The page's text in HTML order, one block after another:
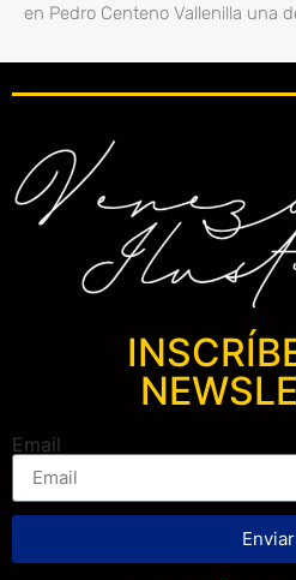
en Pedro Centeno Vallenilla una
Email
Enviar